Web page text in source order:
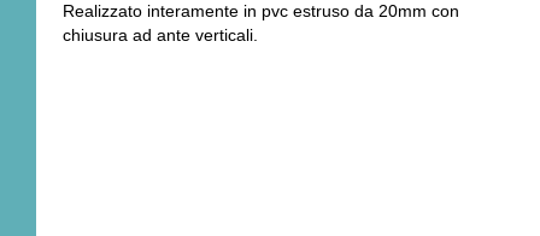
Realizzato interamente in pvc estruso da 20mm con
chiusura ad ante verticali.